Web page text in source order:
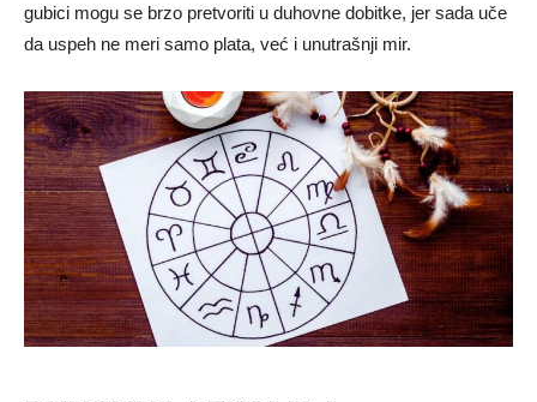
gubici mogu se brzo pretvoriti u duhovne dobitke, jer sada uče
da uspeh ne meri samo plata, već i unutrašnji mir.